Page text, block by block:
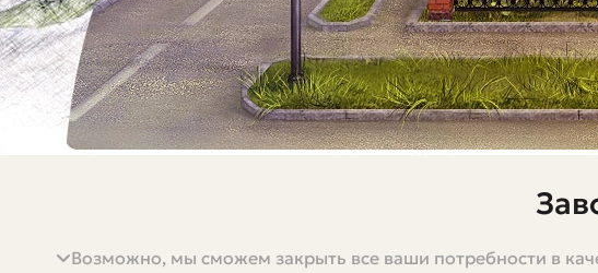
Кирпич — один из самых понятных строительных материалов.
Возможно, мы сможем закрыть все ваши потребности в